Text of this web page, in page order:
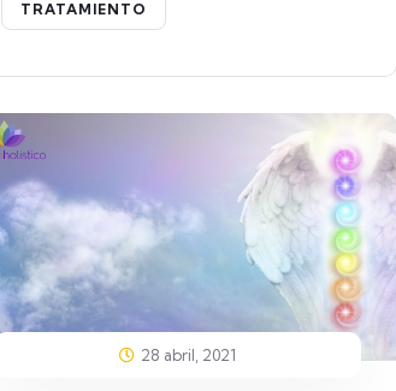
TRATAMIENTO
28 abril, 2021